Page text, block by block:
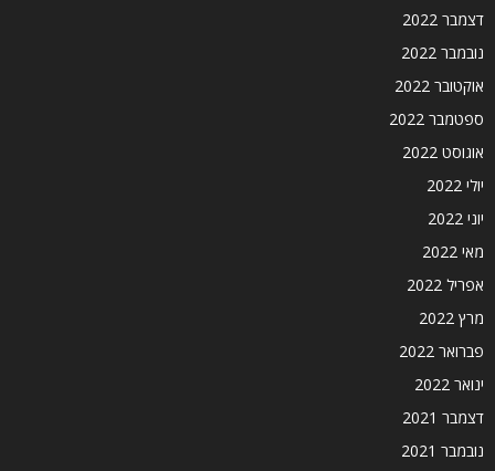
דצמבר 2022
נובמבר 2022
אוקטובר 2022
ספטמבר 2022
אוגוסט 2022
יולי 2022
יוני 2022
מאי 2022
אפריל 2022
מרץ 2022
פברואר 2022
ינואר 2022
דצמבר 2021
נובמבר 2021